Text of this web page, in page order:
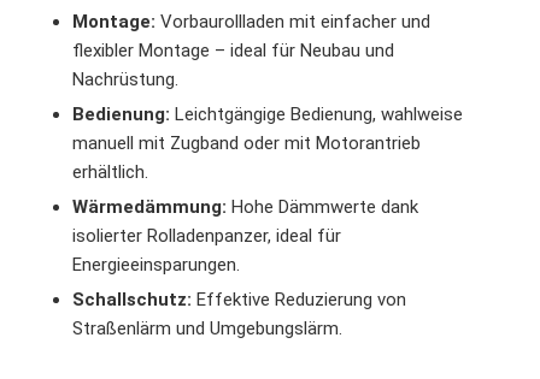
Montage: Vorbaurollladen mit einfacher und
flexibler Montage – ideal für Neubau und
Nachrüstung.
Bedienung: Leichtgängige Bedienung, wahlweise
manuell mit Zugband oder mit Motorantrieb
erhältlich.
Wärmedämmung: Hohe Dämmwerte dank
isolierter Rolladenpanzer, ideal für
Energieeinsparungen.
Schallschutz: Effektive Reduzierung von
Straßenlärm und Umgebungslärm.